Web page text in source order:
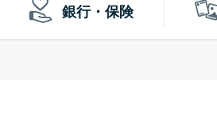
銀行・保険